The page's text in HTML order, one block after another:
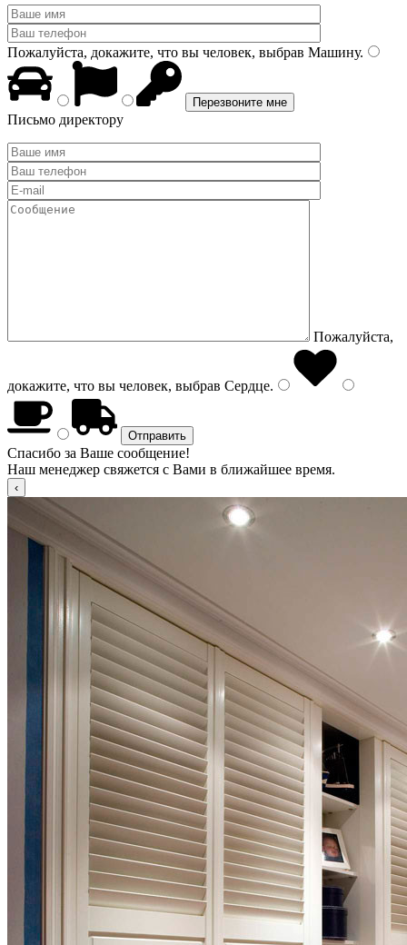
Пожалуйста, докажите, что вы человек, выбрав Машину.
Письмо директору
Пожалуйста,
докажите, что вы человек, выбрав Сердце.
Спасибо за Ваше сообщение!
Наш менеджер свяжется с Вами в ближайшее время.